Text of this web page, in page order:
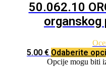
50.062.10
organskog
5.00 € Odaberite
Opcije mogu biti